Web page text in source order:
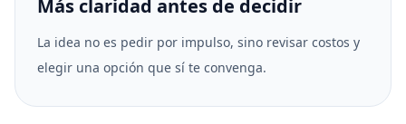
Más claridad antes de decidir
La idea no es pedir por impulso, sino revisar costos y
elegir una opción que sí te convenga.